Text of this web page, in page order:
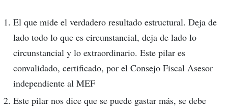
El que mide el verdadero resultado estructural. Deja de
lado todo lo que es circunstancial, deja de lado lo
circunstancial y lo extraordinario. Este pilar es
convalidado, certificado, por el Consejo Fiscal Asesor
independiente al MEF
Este pilar nos dice que se puede gastar más, se debe